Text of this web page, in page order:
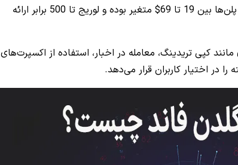
طراحی شده است. هزینه ثبت‌نام در این پلن‌ها بین 19 تا 69$ متغیر بوده و لوریج تا 500 برابر ارائه
کپی تریدینگ، معامله در اخبار، استفاده از اکسپرت‌های
در اختیار کاربران قرار می‌دهد.